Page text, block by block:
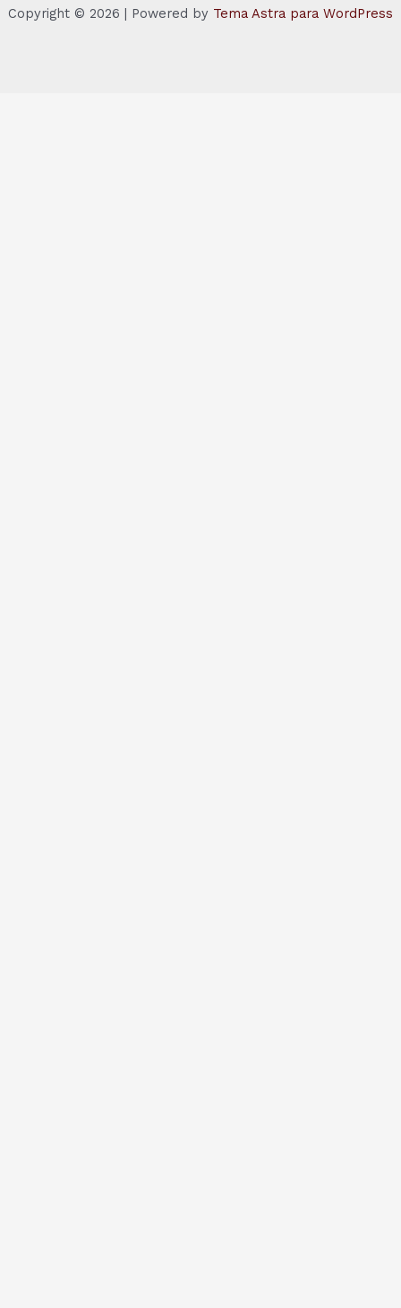
Copyright © 2026 | Powered by Tema Astra para WordPress